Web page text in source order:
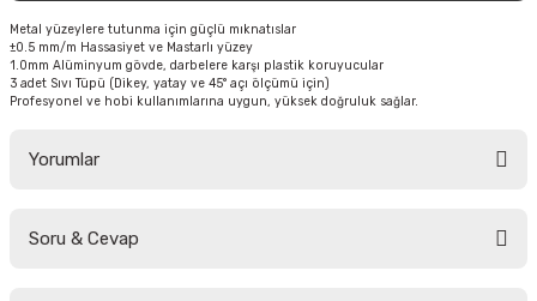
Metal yüzeylere tutunma için güçlü mıknatıslar
±0.5 mm/m Hassasiyet ve Mastarlı yüzey
1.0mm Alüminyum gövde, darbelere karşı plastik koruyucular
3 adet Sıvı Tüpü (Dikey, yatay ve 45° açı ölçümü için)
Profesyonel ve hobi kullanımlarına uygun, yüksek doğruluk sağlar.
Yorumlar
Soru & Cevap